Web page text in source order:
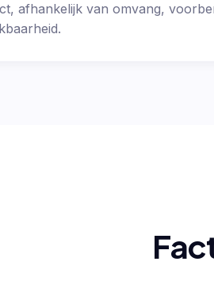
afhankelijk van omvang,